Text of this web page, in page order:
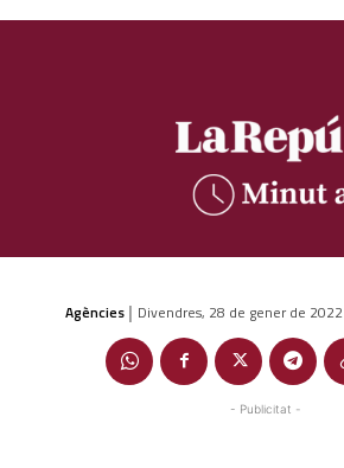
Agències | Divendres, 28 de gener de 2022
- Publicitat -